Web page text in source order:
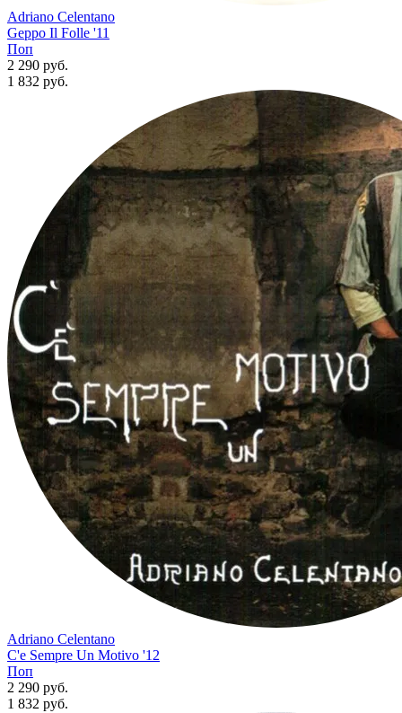
Adriano Celentano
Geppo Il Folle '11
Поп
2 290 руб.
1 832 руб.
Adriano Celentano
C'e Sempre Un Motivo '12
Поп
2 290 руб.
1 832 руб.